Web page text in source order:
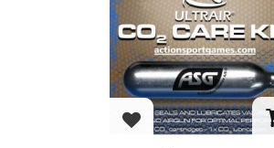
Add to favorites